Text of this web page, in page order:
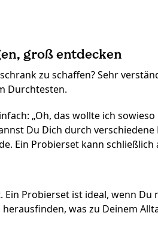
groß entdecken
zu schaffen? Sehr
Durchtesten.
„Oh, das wollte ich sowieso
Du Dich durch
Ein Probierset kann
Probierset ist ideal, wenn
was zu Deinem